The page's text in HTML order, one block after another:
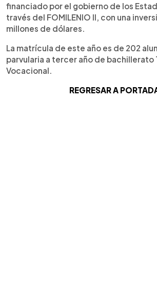
financiado por el gobierno de los
través del FOMILENIO II, con una
millones de dólares.
La matrícula de este año es de 202
parvularia a tercer año de bachillerato
Vocacional.
REGRESAR A